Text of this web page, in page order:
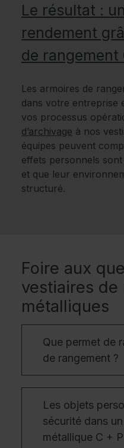
Le résultat :
rendement
de rangement
Les armoires de
dans votre entreprise
vos processus
d’archivage à nos
équipes peuvent
effets personnels
et que leur
structuré.
Foire aux
vestiaires de
métalliques
Que permet de
de rangement ?
Les objets
sécurité dans
métallique C +